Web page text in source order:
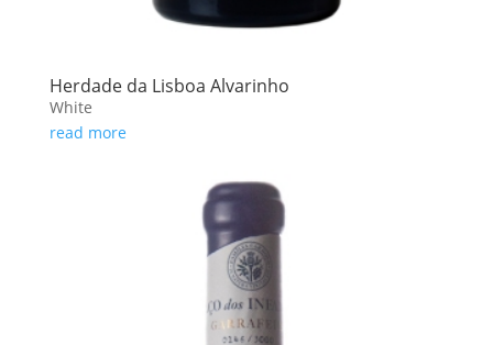
Herdade da Lisboa Alvarinho
White
read more